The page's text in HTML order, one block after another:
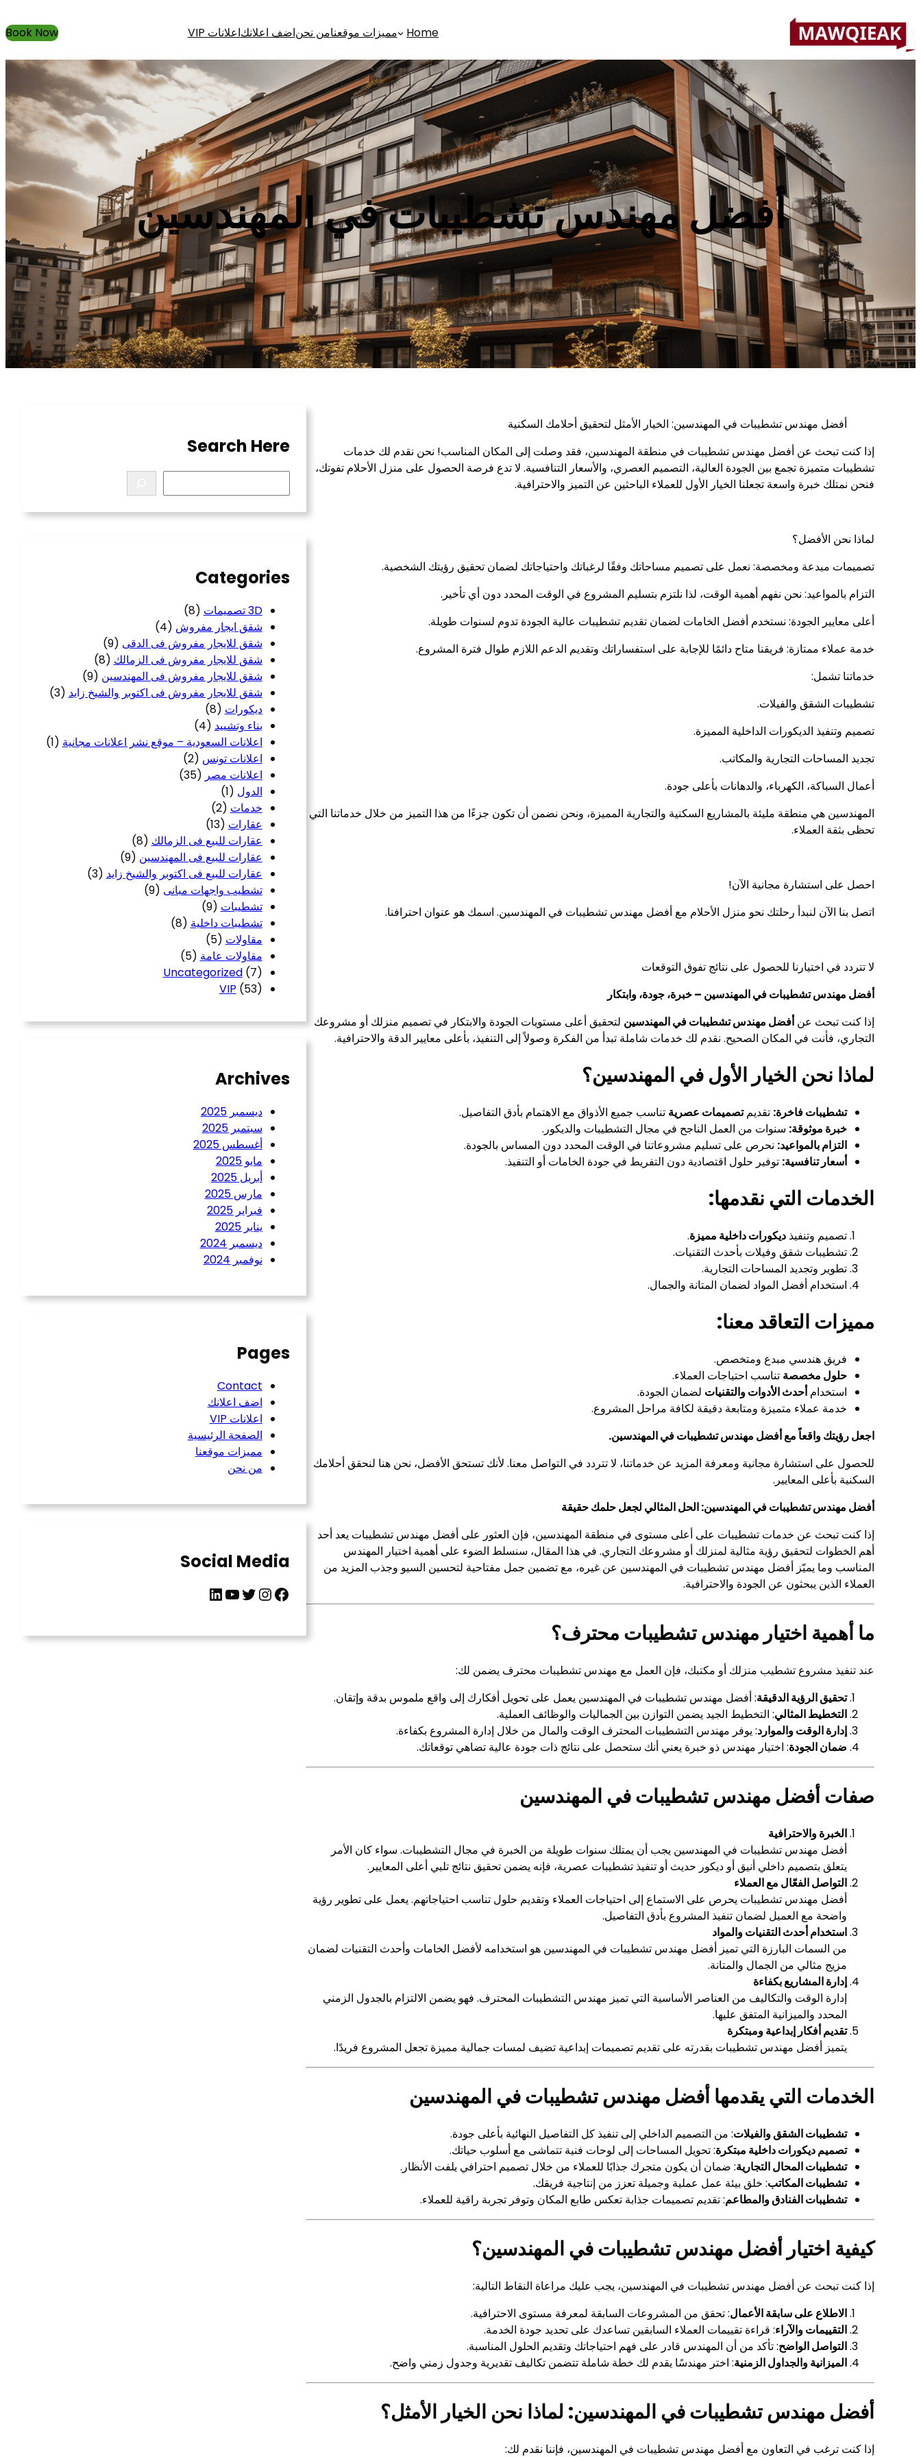
Home مميزات موقعنامن نحناضف اعلانكاعلانات VIP Book Now
أفضل مهندس تشطيبات في المهندسين
أفضل مهندس تشطيبات في المهندسين: الخيار الأمثل لتحقيق أحلامك السكنية
إذا كنت تبحث عن أفضل مهندس تشطيبات في منطقة المهندسين، فقد وصلت إلى المكان المناسب! نحن نقدم لك خدمات
تشطيبات متميزة تجمع بين الجودة العالية، التصميم العصري، والأسعار التنافسية. لا تدع فرصة الحصول على منزل الأحلام تفوتك،
فنحن نمتلك خبرة واسعة تجعلنا الخيار الأول للعملاء الباحثين عن التميز والاحترافية.
لماذا نحن الأفضل؟
تصميمات مبدعة ومخصصة: نعمل على تصميم مساحاتك وفقًا لرغباتك واحتياجاتك لضمان تحقيق رؤيتك الشخصية.
التزام بالمواعيد: نحن نفهم أهمية الوقت، لذا نلتزم بتسليم المشروع في الوقت المحدد دون أي تأخير.
أعلى معايير الجودة: نستخدم أفضل الخامات لضمان تقديم تشطيبات عالية الجودة تدوم لسنوات طويلة.
خدمة عملاء ممتازة: فريقنا متاح دائمًا للإجابة على استفساراتك وتقديم الدعم اللازم طوال فترة المشروع.
خدماتنا تشمل:
تشطيبات الشقق والفيلات.
تصميم وتنفيذ الديكورات الداخلية المميزة.
تجديد المساحات التجارية والمكاتب.
أعمال السباكة، الكهرباء، والدهانات بأعلى جودة.
المهندسين هي منطقة مليئة بالمشاريع السكنية والتجارية المميزة، ونحن نضمن أن تكون جزءًا من هذا التميز من خلال خدماتنا التي
تحظى بثقة العملاء.
احصل على استشارة مجانية الآن!
اتصل بنا الآن لنبدأ رحلتك نحو منزل الأحلام مع أفضل مهندس تشطيبات في المهندسين. اسمك هو عنوان احترافنا.
لا تتردد في اختيارنا للحصول على نتائج تفوق التوقعات
أفضل مهندس تشطيبات في المهندسين – خبرة، جودة، وابتكار
إذا كنت تبحث عنأفضل مهندس تشطيبات في المهندسين لتحقيق أعلى مستويات الجودة والابتكار في تصميم منزلك أو مشروعك
التجاري، فأنت في المكان الصحيح. نقدم لك خدمات شاملة تبدأ من الفكرة وصولاً إلى التنفيذ، بأعلى معايير الدقة والاحترافية.
لماذا نحن الخيار الأول في المهندسين؟
تشطيبات فاخرة: تقديمتصميمات عصرية تناسب جميع الأذواق مع الاهتمام بأدق التفاصيل.
خبرة موثوقة: سنوات من العمل الناجح في مجال التشطيبات والديكور.
التزام بالمواعيد: نحرص على تسليم مشروعاتنا في الوقت المحدد دون المساس بالجودة.
أسعار تنافسية: توفير حلول اقتصادية دون التفريط في جودة الخامات أو التنفيذ.
الخدمات التي نقدمها:
تصميم وتنفيذ ديكورات داخلية مميزة.
تشطيبات شقق وفيلات بأحدث التقنيات.
تطوير وتجديد المساحات التجارية.
استخدام أفضل المواد لضمان المتانة والجمال.
مميزات التعاقد معنا:
فريق هندسي مبدع ومتخصص.
حلول مخصصة تناسب احتياجات العملاء.
استخدامأحدث الأدوات والتقنيات لضمان الجودة.
خدمة عملاء متميزة ومتابعة دقيقة لكافة مراحل المشروع.
اجعل رؤيتك واقعاً مع أفضل مهندس تشطيبات في المهندسين.
للحصول على استشارة مجانية ومعرفة المزيد عن خدماتنا، لا تتردد في التواصل معنا. لأنك تستحق الأفضل، نحن هنا لنحقق أحلامك
السكنية بأعلى المعايير.
أفضل مهندس تشطيبات في المهندسين: الحل المثالي لجعل حلمك حقيقة
إذا كنت تبحث عن خدمات تشطيبات على أعلى مستوى في منطقة المهندسين، فإن العثور على أفضل مهندس تشطيبات يعد أحد
أهم الخطوات لتحقيق رؤية مثالية لمنزلك أو مشروعك التجاري. في هذا المقال، سنسلط الضوء على أهمية اختيار المهندس
المناسب وما يميّز أفضل مهندس تشطيبات في المهندسين عن غيره، مع تضمين جمل مفتاحية لتحسين السيو وجذب المزيد من
العملاء الذين يبحثون عن الجودة والاحترافية.
ما أهمية اختيار مهندس تشطيبات محترف؟
عند تنفيذ مشروع تشطيب منزلك أو مكتبك، فإن العمل مع مهندس تشطيبات محترف يضمن لك:
تحقيق الرؤية الدقيقة: أفضل مهندس تشطيبات في المهندسين يعمل على تحويل أفكارك إلى واقع ملموس بدقة وإتقان.
التخطيط المثالي: التخطيط الجيد يضمن التوازن بين الجماليات والوظائف العملية.
إدارة الوقت والموارد: يوفر مهندس التشطيبات المحترف الوقت والمال من خلال إدارة المشروع بكفاءة.
ضمان الجودة: اختيار مهندس ذو خبرة يعني أنك ستحصل على نتائج ذات جودة عالية تضاهي توقعاتك.
صفات أفضل مهندس تشطيبات في المهندسين
الخبرة والاحترافية
أفضل مهندس تشطيبات في المهندسين يجب أن يمتلك سنوات طويلة من الخبرة في مجال التشطيبات. سواء كان الأمر
يتعلق بتصميم داخلي أنيق أو ديكور حديث أو تنفيذ تشطيبات عصرية، فإنه يضمن تحقيق نتائج تلبي أعلى المعايير.
التواصل الفعّال مع العملاء
أفضل مهندس تشطيبات يحرص على الاستماع إلى احتياجات العملاء وتقديم حلول تناسب احتياجاتهم. يعمل على تطوير رؤية
واضحة مع العميل لضمان تنفيذ المشروع بأدق التفاصيل.
استخدام أحدث التقنيات والمواد
من السمات البارزة التي تميز أفضل مهندس تشطيبات في المهندسين هو استخدامه لأفضل الخامات وأحدث التقنيات لضمان
مزيج مثالي من الجمال والمتانة.
إدارة المشاريع بكفاءة
إدارة الوقت والتكاليف من العناصر الأساسية التي تميز مهندس التشطيبات المحترف. فهو يضمن الالتزام بالجدول الزمني
المحدد والميزانية المتفق عليها.
تقديم أفكار إبداعية ومبتكرة
يتميز أفضل مهندس تشطيبات بقدرته على تقديم تصميمات إبداعية تضيف لمسات جمالية مميزة تجعل المشروع فريدًا.
الخدمات التي يقدمها أفضل مهندس تشطيبات في المهندسين
تشطيبات الشقق والفيلات: من التصميم الداخلي إلى تنفيذ كل التفاصيل النهائية بأعلى جودة.
تصميم ديكورات داخلية مبتكرة: تحويل المساحات إلى لوحات فنية تتماشى مع أسلوب حياتك.
تشطيبات المحال التجارية: ضمان أن يكون متجرك جذابًا للعملاء من خلال تصميم احترافي يلفت الأنظار.
تشطيبات المكاتب: خلق بيئة عمل عملية وجميلة تعزز من إنتاجية فريقك.
تشطيبات الفنادق والمطاعم: تقديم تصميمات جذابة تعكس طابع المكان وتوفر تجربة راقية للعملاء.
كيفية اختيار أفضل مهندس تشطيبات في المهندسين؟
إذا كنت تبحث عن أفضل مهندس تشطيبات في المهندسين، يجب عليك مراعاة النقاط التالية:
الاطلاع على سابقة الأعمال: تحقق من المشروعات السابقة لمعرفة مستوى الاحترافية.
التقييمات والآراء: قراءة تقييمات العملاء السابقين تساعدك على تحديد جودة الخدمة.
التواصل الواضح: تأكد من أن المهندس قادر على فهم احتياجاتك وتقديم الحلول المناسبة.
الميزانية والجداول الزمنية: اختر مهندسًا يقدم لك خطة شاملة تتضمن تكاليف تقديرية وجدول زمني واضح.
أفضل مهندس تشطيبات في المهندسين: لماذا نحن الخيار الأمثل؟
إذا كنت ترغب في التعاون مع أفضل مهندس تشطيبات في المهندسين، فإننا نقدم لك:
Search Here
e
a
Categories
3D تصميمات
(8)
شقق ايجار مفروش (4)
شقق للايجار مفروش فى الدقى (9)
شقق للايجار مفروش فى الزمالك (8)
شقق للايجار مفروش فى المهندسين (9)
شقق للايجار مفروش فى اكتوبر والشيخ زايد (3)
ديكورات (8)
بناء وتشييد (4)
اعلانات السعودية – موقع نشر اعلانات مجانية (1)
اعلانات تونس (2)
اعلانات مصر (35)
الدول (1)
خدمات (2)
عقارات (13)
عقارات للبيع فى الزمالك (8)
عقارات للبيع فى المهندسين (9)
عقارات للبيع فى اكتوبر والشيخ زايد (3)
تشطيب واجهات مبانى (9)
تشطيبات (9)
تشطيبات داخلية (8)
مقاولات (5)
مقاولات عامة (5)
Uncategorized(7)
VIP (53)
Archives
ديسمبر 2025
سبتمبر 2025
أغسطس 2025
مايو 2025
أبريل 2025
مارس 2025
فبراير 2025
يناير 2025
ديسمبر 2024
نوفمبر 2024
Pages
Contact
اضف اعلانك
اعلانات VIP
الصفحة الرئيسية
مميزات موقعنا
من نحن
Social Media
Facebook
Instagram
Twitter
YouTube
LinkedIn